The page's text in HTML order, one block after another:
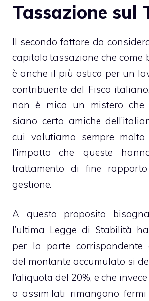
Tassazione sul
Il secondo fattore da
capitolo tassazione che come
è anche il più ostico per un
contribuente del Fisco
non è mica un mistero che
siano certo amiche
cui valutiamo sempre molto
l’impatto che queste
trattamento di fine
gestione.
A questo proposito
l’ultima Legge di Stabilità
per la parte corrispondente
del montante accumulato si
l’aliquota del 20%, e che
o assimilati rimangono fermi